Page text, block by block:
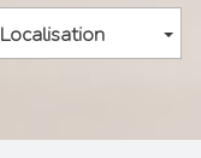
Localisation